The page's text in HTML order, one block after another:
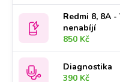
Redmi 8, 8A
nenabíjí
850 Kč
Diagnostika
390 Kč